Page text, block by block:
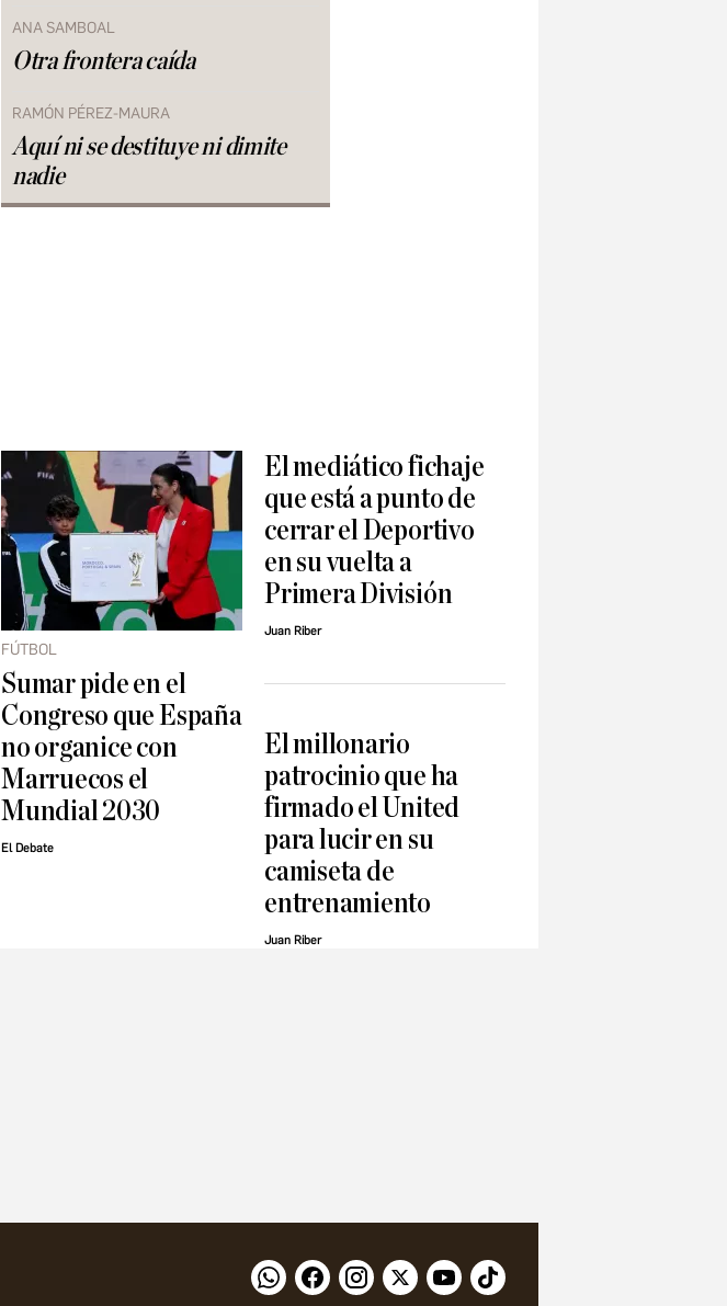
ANA SAMBOAL
Otra frontera caída
RAMÓN PÉREZ-MAURA
Aquí ni se destituye ni dimite
nadie
FÚTBOL
Sumar pide en el
Congreso que España
no organice con
Marruecos el
Mundial 2030
El Debate
El mediático fichaje
que está a punto de
cerrar el Deportivo
en su vuelta a
Primera División
Juan Riber
El millonario
patrocinio que ha
firmado el United
para lucir en su
camiseta de
entrenamiento
Juan Riber